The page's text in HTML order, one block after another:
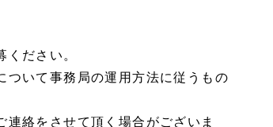
ださい。
ついて事務局の運用方法に従うもの
絡をさせて頂く場合がございま